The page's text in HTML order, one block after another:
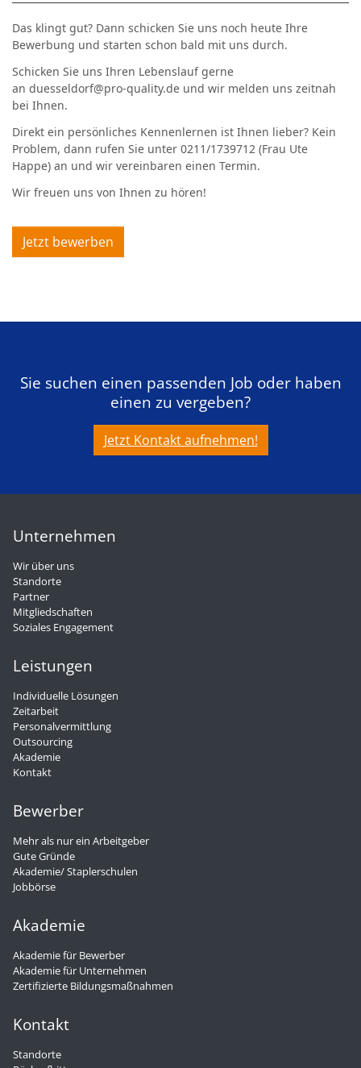
Das klingt gut? Dann schicken Sie uns noch heute Ihre
Bewerbung und starten schon bald mit uns durch.
Schicken Sie uns Ihren Lebenslauf gerne
an duesseldorf@pro-quality.de und wir melden uns zeitnah
bei Ihnen.
Direkt ein persönliches Kennenlernen ist Ihnen lieber? Kein
Problem, dann rufen Sie unter 0211/1739712 (Frau Ute
Happe) an und wir vereinbaren einen Termin.
Wir freuen uns von Ihnen zu hören!
Jetzt bewerben
Sie suchen einen passenden Job oder haben
einen zu vergeben?
Jetzt Kontakt aufnehmen!
Unternehmen
Wir über uns
Standorte
Partner
Mitgliedschaften
Soziales Engagement
Leistungen
Individuelle Lösungen
Zeitarbeit
Personalvermittlung
Outsourcing
Akademie
Kontakt
Bewerber
Mehr als nur ein Arbeitgeber
Gute Gründe
Akademie/ Staplerschulen
Jobbörse
Akademie
Akademie für Bewerber
Akademie für Unternehmen
Zertifizierte Bildungsmaßnahmen
Kontakt
Standorte